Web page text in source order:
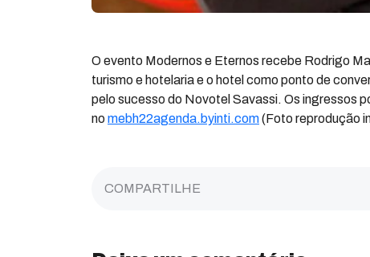
O evento Modernos e Eternos recebe Rodrigo
turismo e hotelaria e o hotel como ponto de
pelo sucesso do Novotel Savassi. Os ingressos
no mebh22agenda.byinti.com(Foto reprodução
COMPARTILHE